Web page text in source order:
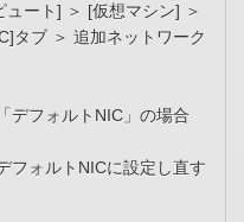
ート] ＞ [仮想マシン] ＞
タブ ＞ 追加ネットワーク
デフォルトNIC」の場合
フォルトNICに設定し直す